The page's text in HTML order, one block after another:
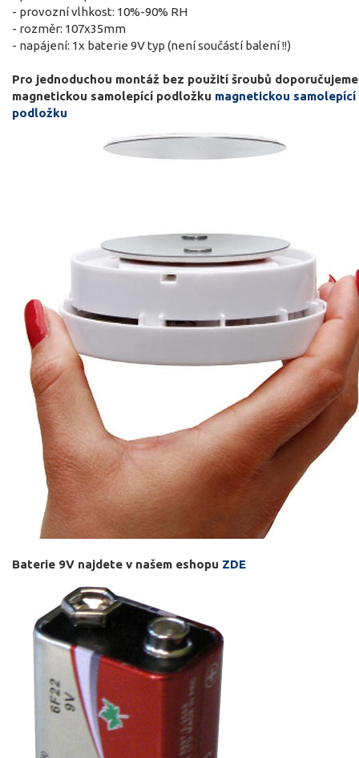
- provozní vlhkost: 10%-90% RH
- rozměr: 107x35mm
- napájení: 1x baterie 9V typ (není součástí balení !!)
Pro jednoduchou montáž bez použití šroubů
magnetickou samolepící podložku magnetickou samolepící
podložku
Baterie 9V najdete v našem eshopu ZDE